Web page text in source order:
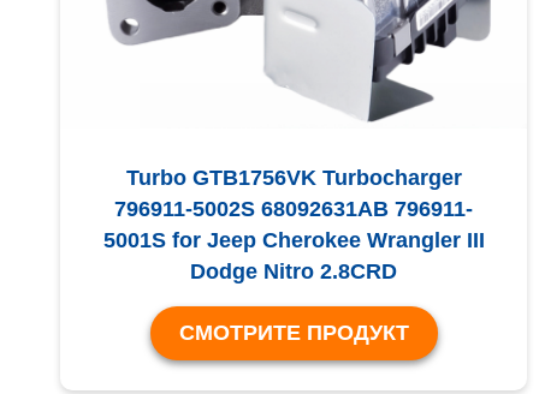
Turbo GTB1756VK Turbocharger
796911-5002S 68092631AB 796911-
5001S for Jeep Cherokee Wrangler III
Dodge Nitro 2.8CRD
СМОТРИТЕ ПРОДУКТ